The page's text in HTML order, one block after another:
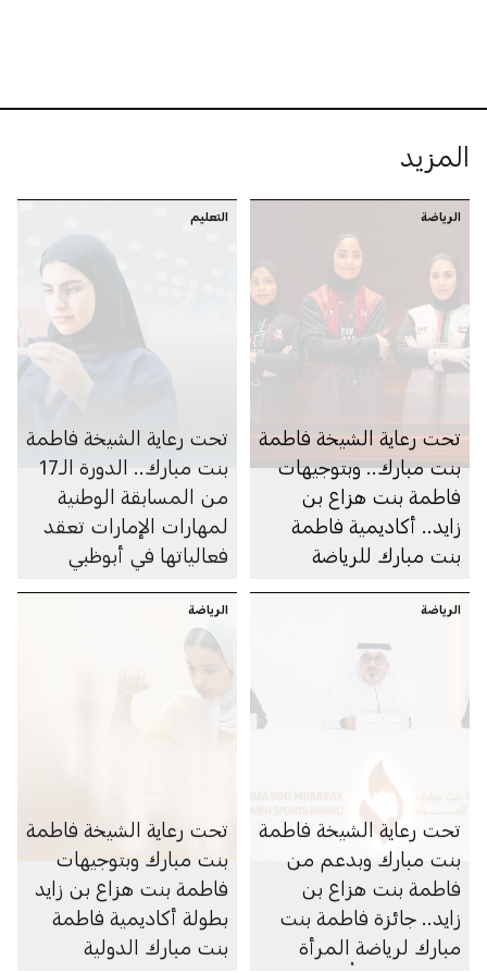
المزيد
الرياضة
تحت رعاية الشيخة فاطمة
بنت مبارك.. وبتوجيهات
فاطمة بنت هزاع بن
زايد.. أكاديمية فاطمة
بنت مبارك للرياضة
الأولى من بطولة البولينج
الدولية للسيدات تزامناً
مع افتتاح صالة البولينج
التعليم
تحت رعاية الشيخة فاطمة
بنت مبارك.. الدورة الـ17
من المسابقة الوطنية
لمهارات الإمارات تعقد
فعالياتها في أبوظبي
الرياضة
تحت رعاية الشيخة فاطمة
بنت مبارك وبدعم من
فاطمة بنت هزاع بن
زايد.. جائزة فاطمة بنت
مبارك لرياضة المرأة
الرياضة
تحت رعاية الشيخة فاطمة
بنت مبارك وبتوجيهات
فاطمة بنت هزاع بن زايد
بطولة أكاديمية فاطمة
بنت مبارك الدولية